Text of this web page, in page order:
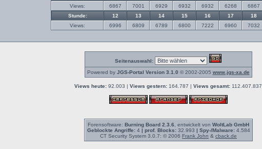
Views:
6867 7001 6929 6932 6932 6268 6867
Stunde:
12 13 14 15 16 17 18
Views:
6996 6809 6789 6800 7222 6960 7032
Seitenauswahl:
Powered by JGS-Portal Version 3.1.0 © 2002-2005 www.jgs-xa.de
Views heute: 92.003 | Views gestern: 164.787 | Views gesamt: 112.407.837
Forensoftware: Burning Board 2.3.6 , entwickelt von WoltLab GmbH
Geblockte Angriffe:4 | prof. Blocks:32.993 | Spy-/Malware:4.584
CT Security System 3.0.7: © 2006 Frank John & cback.de